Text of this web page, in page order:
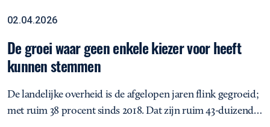
Opinie
02.04.2026
De groei waar geen enkele kiezer voor heeft
kunnen stemmen
De landelijke overheid is de afgelopen jaren flink gegroeid;
met ruim 38 procent sinds 2018. Dat zijn ruim 43-duizend…